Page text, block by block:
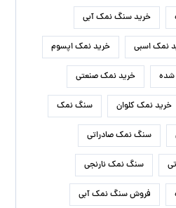
خرید سنگ نمک آبی
نمک اسبی خرید نمک اپسوم
شده خرید نمک صنعتی
خرید نمک کلوان سنگ نمک
سنگ نمک صادراتی
سنگ نمک نارنجی
فروش سنگ نمک آبی